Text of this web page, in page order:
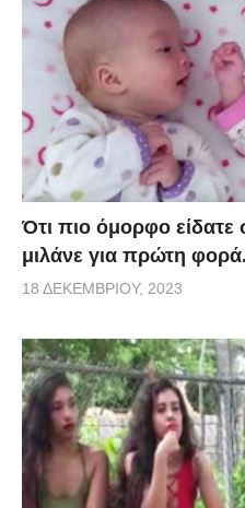
Ότι πιο όμορφο
μιλάνε για πρώτη
18 ΔΕΚΕΜΒΡΊΟΥ, 2023